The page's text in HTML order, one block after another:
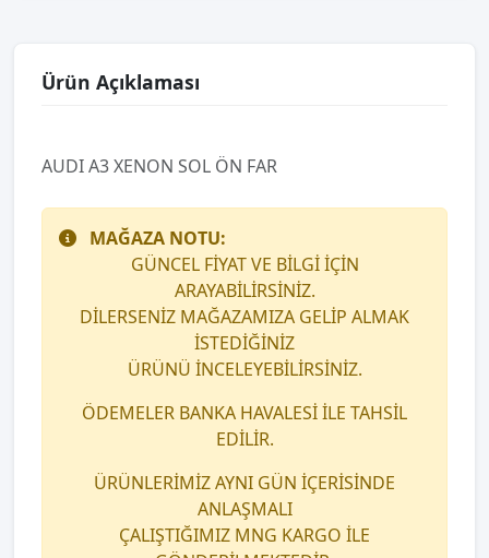
Ürün Açıklaması
AUDI A3 XENON SOL ÖN FAR
MAĞAZA NOTU:
GÜNCEL FİYAT VE BİLGİ İÇİN
ARAYABİLİRSİNİZ.
DİLERSENİZ MAĞAZAMIZA GELİP ALMAK
İSTEDİĞİNİZ
ÜRÜNÜ İNCELEYEBİLİRSİNİZ.
ÖDEMELER BANKA HAVALESİ İLE TAHSİL
EDİLİR.
ÜRÜNLERİMİZ AYNI GÜN İÇERİSİNDE
ANLAŞMALI
ÇALIŞTIĞIMIZ MNG KARGO İLE